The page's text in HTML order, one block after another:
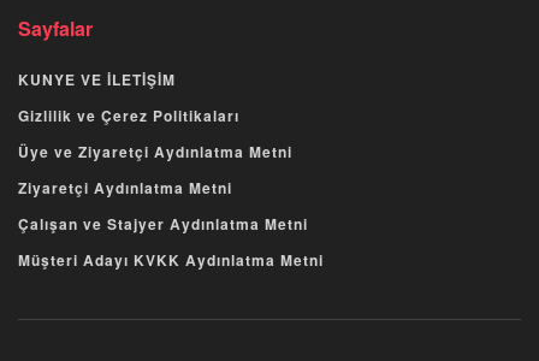
Sayfalar
KUNYE VE İLETİŞİM
Gizlilik ve Çerez Politikaları
Üye ve Ziyaretçi Aydınlatma Metni
Ziyaretçi Aydınlatma Metni
Çalışan ve Stajyer Aydınlatma Metni
Müşteri Adayı KVKK Aydınlatma Metni